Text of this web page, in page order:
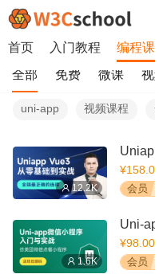
首页 入门教程 编程
全部 免费 微课
uni-app 视频课程
12.2K 会员
1.6K
Uni-
¥98.00
会员